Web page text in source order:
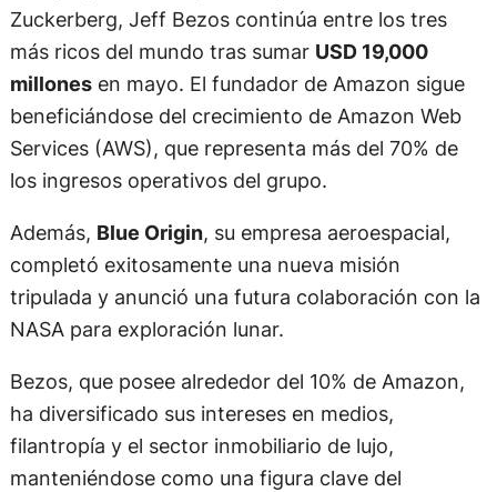
Zuckerberg, Jeff Bezos continúa entre los tres
más ricos del mundo tras sumar USD 19,000
millonesen mayo. El fundador de Amazon sigue
beneficiándose del crecimiento de Amazon Web
Services (AWS), que representa más del 70% de
los ingresos operativos del grupo.
Además, Blue Origin, su empresa aeroespacial,
completó exitosamente una nueva misión
tripulada y anunció una futura colaboración con la
NASA para exploración lunar.
Bezos, que posee alrededor del 10% de Amazon,
ha diversificado sus intereses en medios,
filantropía y el sector inmobiliario de lujo,
manteniéndose como una figura clave del